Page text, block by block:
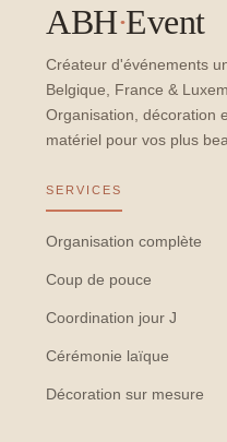
ABH·Event
Créateur d'événements
Belgique, France &
Organisation, décoration
matériel pour vos plus
SERVICES
Organisation complète
Coup de pouce
Coordination jour J
Cérémonie laïque
Décoration sur mesure